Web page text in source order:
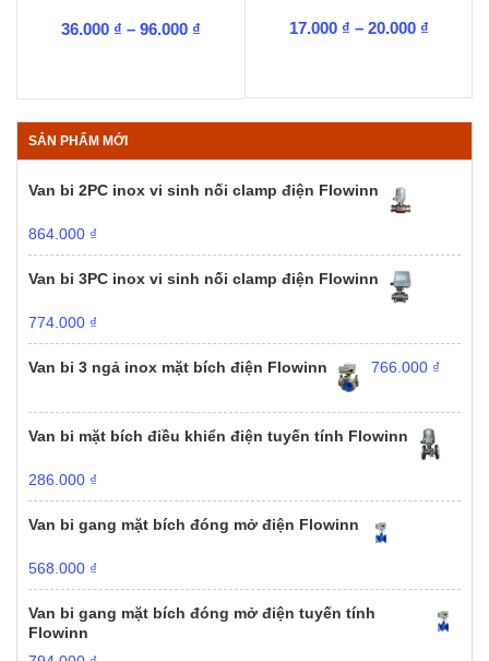
36.000 ₫ – 96.000 ₫ 17.000 ₫ – 20.000 ₫Khoảng
SẢN PHẨM MỚI
Van bi 2PC inox vi sinh nối clamp điện Flowinn
864.000 ₫
Van bi 3PC inox vi sinh nối clamp điện Flowinn
774.000 ₫
Van bi 3 ngả inox mặt bích điện Flowinn 766.000 ₫
Van bi mặt bích điều khiển điện tuyến tính Flowinn
286.000 ₫
Van bi gang mặt bích đóng mở điện Flowinn
568.000 ₫
Van bi gang mặt bích đóng mở điện tuyến tính
Flowinn